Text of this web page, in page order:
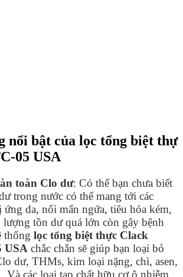
nổi bật của lọc tổng biệt thự
05 USA
toàn Clo dư: Có thể bạn chưa biết
trong nước có thể mang tới các
ứng da, nổi mẩn ngứa, tiêu hóa kém,
lượng tồn dư quá lớn còn gây bệnh
thống lọc tổng biệt thực Clack
USA chắc chắn sẽ giúp bạn loại bỏ
dư, THMs, kim loại nặng, chì, asen,
các loại tạp chất hữu cơ ô nhiễm